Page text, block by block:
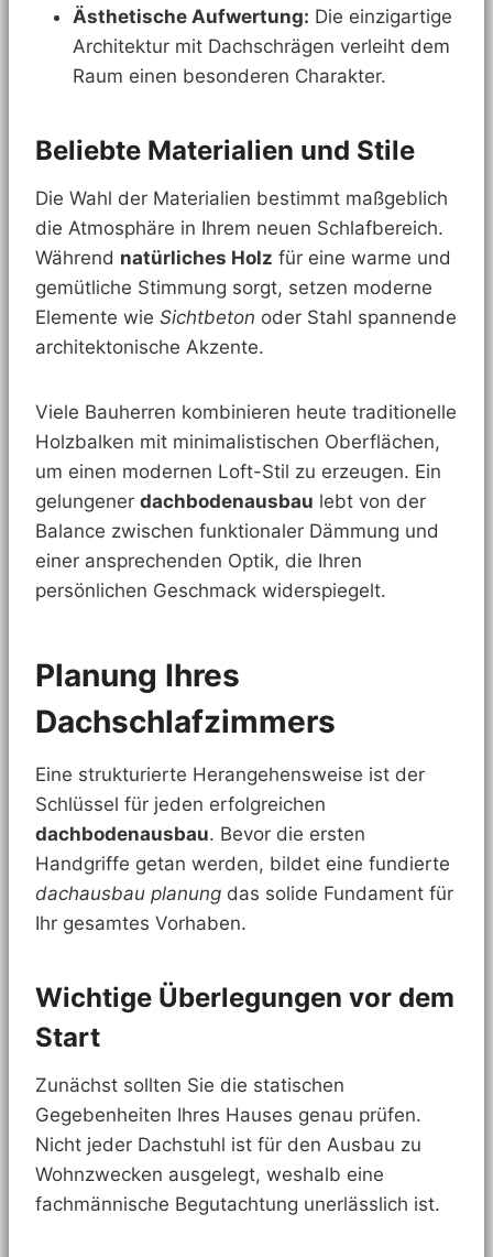
Ästhetische Aufwertung: Die einzigartige
Architektur mit Dachschrägen verleiht dem
Raum einen besonderen Charakter.
Beliebte Materialien und Stile
Die Wahl der Materialien bestimmt maßgeblich
die Atmosphäre in Ihrem neuen Schlafbereich.
Während natürliches Holz für eine warme und
gemütliche Stimmung sorgt, setzen moderne
Elemente wie Sichtbeton oder Stahl spannende
architektonische Akzente.
Viele Bauherren kombinieren heute traditionelle
Holzbalken mit minimalistischen Oberflächen,
um einen modernen Loft-Stil zu erzeugen. Ein
gelungener dachbodenausbau lebt von der
Balance zwischen funktionaler Dämmung und
einer ansprechenden Optik, die Ihren
persönlichen Geschmack widerspiegelt.
Planung Ihres
Dachschlafzimmers
Eine strukturierte Herangehensweise ist der
Schlüssel für jeden erfolgreichen
dachbodenausbau. Bevor die ersten
Handgriffe getan werden, bildet eine fundierte
dachausbau planung das solide Fundament für
Ihr gesamtes Vorhaben.
Wichtige Überlegungen vor dem
Start
Zunächst sollten Sie die statischen
Gegebenheiten Ihres Hauses genau prüfen.
Nicht jeder Dachstuhl ist für den Ausbau zu
Wohnzwecken ausgelegt, weshalb eine
fachmännische Begutachtung unerlässlich ist.